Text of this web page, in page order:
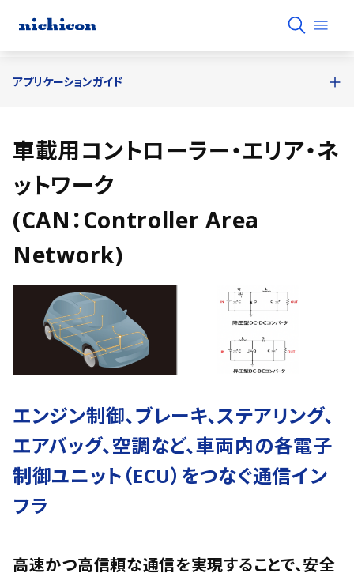
車載用コントローラー・エリア・ネ
ットワーク
(CAN：Controller Area
Network)
エンジン制御、ブレーキ、ステアリング、
エアバッグ、空調など、車両内の各電子
制御ユニット（ECU）をつなぐ通信イン
フラ
高速かつ高信頼な通信を実現することで、安全
アプリケーションガイド